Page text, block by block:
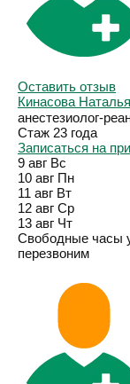
Оставить отзыв
Кинасова
анестезиолог-
Стаж 23 года
Записаться на
9 авг Вс
10 авг Пн
11 авг Вт
12 авг Ср
13 авг Чт
Свободные часы
перезвоним